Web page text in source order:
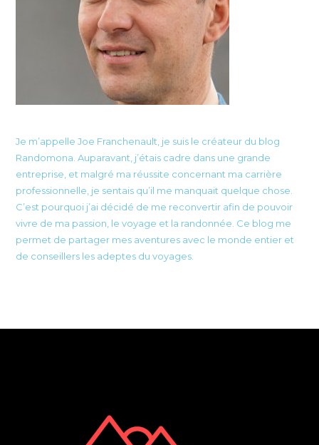
Je m’appelle Joe Franchenault, je suis le créateur du blog
Randomona. Auparavant, j’étais cadre dans une grande
entreprise, et malgré ma réussite concernant ma carrière
professionnelle, je sentais qu’il me manquait quelque chose.
C’est pourquoi j’ai décidé de me reconvertir afin de pouvoir
vivre de ma passion, le voyage et la randonnée. Ce blog me
permet de partager mes aventures avec le monde entier et
de conseillers les adeptes du voyages.